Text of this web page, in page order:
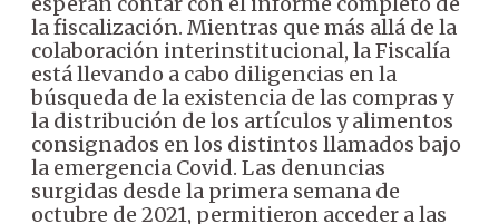
la fiscalización. Mientras que más allá de la
colaboración interinstitucional, la Fiscalía
está llevando a cabo diligencias en la
búsqueda de la existencia de las compras y
la distribución de los artículos y alimentos
consignados en los distintos llamados bajo
la emergencia Covid. Las denuncias
surgidas desde la primera semana de
octubre de 2021, permitieron acceder a las